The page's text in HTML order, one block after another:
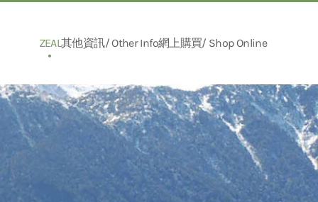
ZEAL其他資訊/ Other Info網上購買/ Shop Online